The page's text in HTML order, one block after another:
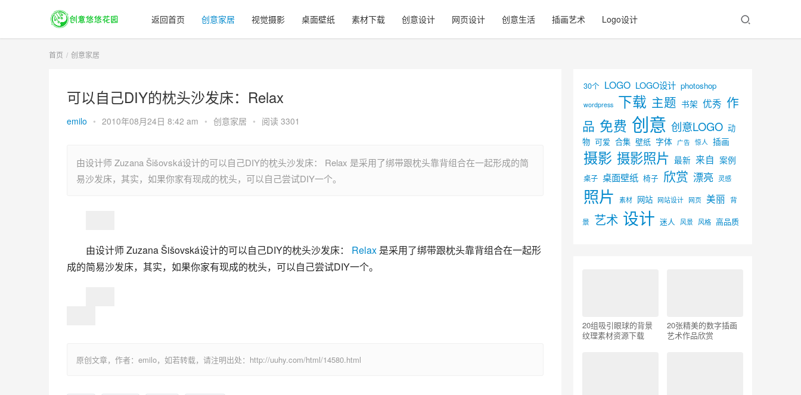
返回首页 创意家居 视觉摄影 桌面壁纸 素材下载 创意设计 网页设计 创意生活 插画艺术 Logo设计
首页 创意家居
可以自己DIY的枕头沙发床：Relax
emilo • 2010年08月24日 8:42 am • 创意家居 • 阅读 3301
由设计师 Zuzana Šišovská设计的可以自己DIY的枕头沙发床： Relax 是采用了绑带跟枕头靠背组合在一起形成的简
易沙发床，其实，如果你家有现成的枕头，可以自己尝试DIY一个。
由设计师 Zuzana Šišovská设计的可以自己DIY的枕头沙发床： Relax 是采用了绑带跟枕头靠背组合在一起形
成的简易沙发床，其实，如果你家有现成的枕头，可以自己尝试DIY一个。
原创文章，作者：emilo，如若转载，请注明出处：http://uuhy.com/html/14580.html
30个 LOGO LOGO设计 photoshop
wordpress 下载 主题 书架 优秀 作
品 免费 创意 创意LOGO 动
物 可爱 合集 壁纸 字体 广告 惊人 插画
摄影 摄影照片 最新 来自 案例
桌子 桌面壁纸 椅子 欣赏 漂亮 灵感
照片 素材 网站 网站设计 网页 美丽 背
景 艺术 设计 迷人 风景 风格 高品质
20组吸引眼球的背景
纹理素材资源下载
20张精美的数字插画
艺术作品欣赏